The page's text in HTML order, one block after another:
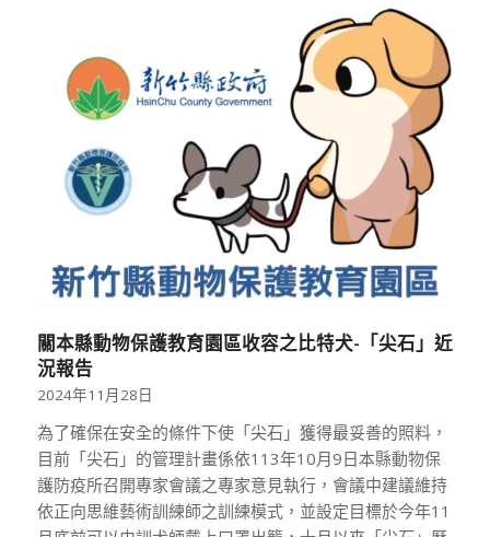
關本縣動物保護教育園區收容之比特犬-「尖石」近
況報告
2024年11月28日
為了確保在安全的條件下使「尖石」獲得最妥善的照料，
目前「尖石」的管理計畫係依113年10月9日本縣動物保
護防疫所召開專家會議之專家意見執行，會議中建議維持
依正向思維藝術訓練師之訓練模式，並設定目標於今年11